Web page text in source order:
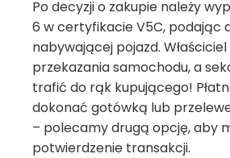
Po decyzji o zakupie należy
6 w certyfikacie V5C, podając
nabywającej pojazd.
przekazania samochodu, a
trafić do rąk kupującego!
dokonać gotówką lub
– polecamy drugą opcję, aby
potwierdzenie transakcji.